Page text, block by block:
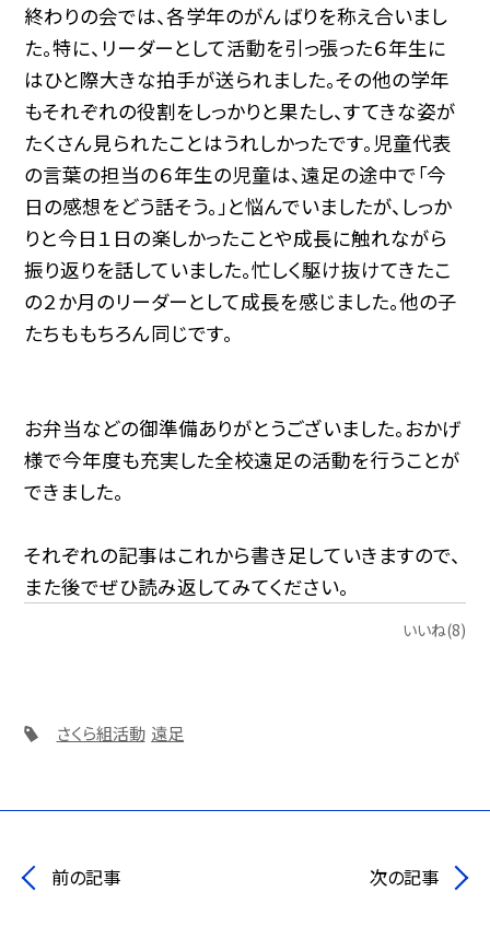
終わりの会では、各学年のがんばりを称え合いまし
た。特に、リーダーとして活動を引っ張った６年生に
はひと際大きな拍手が送られました。その他の学年
もそれぞれの役割をしっかりと果たし、すてきな姿が
たくさん見られたことはうれしかったです。児童代表
の言葉の担当の６年生の児童は、遠足の途中で「今
日の感想をどう話そう。」と悩んでいましたが、しっか
りと今日１日の楽しかったことや成長に触れながら
振り返りを話していました。忙しく駆け抜けてきたこ
の２か月のリーダーとして成長を感じました。他の子
たちももちろん同じです。
お弁当などの御準備ありがとうございました。おかげ
様で今年度も充実した全校遠足の活動を行うことが
できました。
それぞれの記事はこれから書き足していきますので、
また後でぜひ読み返してみてください。
いいね(8)
さくら組活動 遠足
前の記事 次の記事